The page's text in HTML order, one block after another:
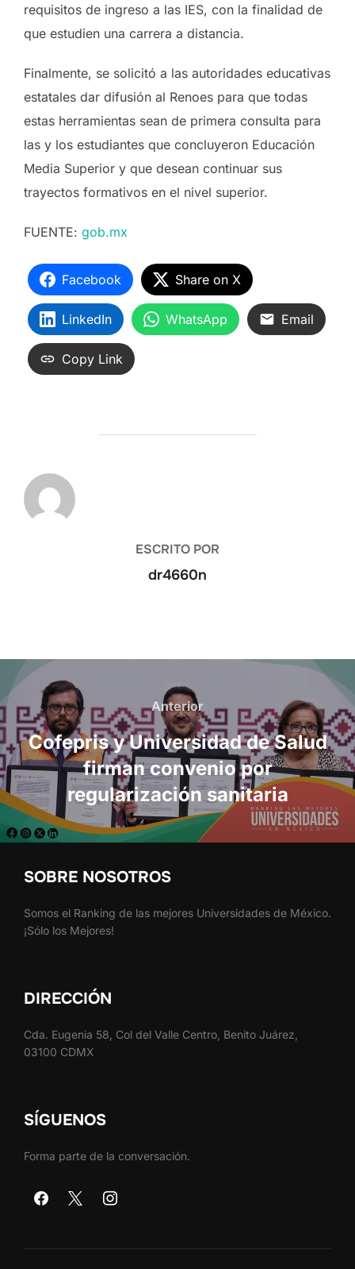
requisitos de ingreso a las IES, con la finalidad de
que estudien una carrera a distancia.
Finalmente, se solicitó a las autoridades educativas
estatales dar difusión al Renoes para que todas
estas herramientas sean de primera consulta para
las y los estudiantes que concluyeron Educación
Media Superior y que desean continuar sus
trayectos formativos en el nivel superior.
FUENTE: gob.mx
Facebook Share on X
LinkedIn WhatsApp Email
Copy Link
ESCRITO POR
dr4660n
Navegación
de
entradas
Anterior
Anterior
Cofepris y Universidad de Salud
firman convenio por
regularización sanitaria
SOBRE NOSOTROS
Somos el Ranking de las mejores Universidades de México.
¡Sólo los Mejores!
DIRECCIÓN
Cda. Eugenia 58, Col del Valle Centro, Benito Juárez,
03100 CDMX
SÍGUENOS
Forma parte de la conversación.